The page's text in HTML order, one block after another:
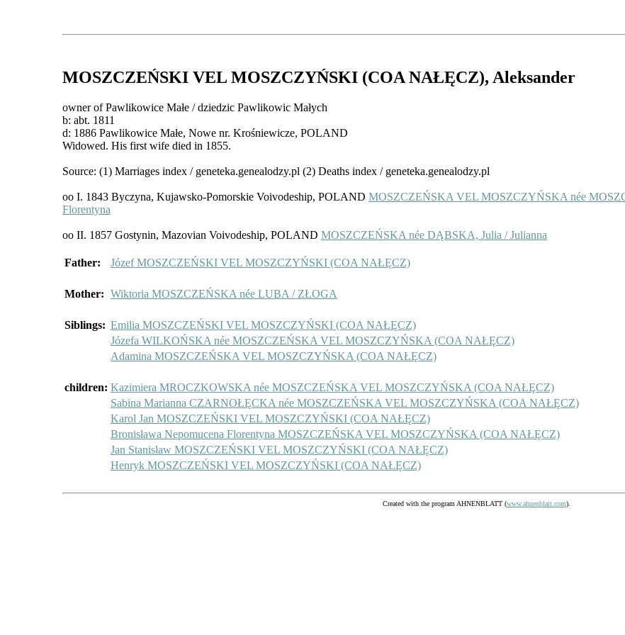
MOSZCZEŃSKI VEL MOSZCZYŃSKI (COA NAŁĘCZ), Aleksander
owner of Pawlikowice Małe / dziedzic Pawlikowic Małych
b: abt. 1811
d: 1886 Pawlikowice Małe, Nowe nr. Krośniewicze, POLAND
Widowed. His first wife died in 1855.
Source: (1) Marriages index / geneteka.genealodzy.pl (2) Deaths index / geneteka.genealodzy.pl
oo I. 1843 Byczyna, Kujawsko-Pomorskie Voivodeship, POLAND MOSZCZEŃSKA VEL MOSZCZYŃSKA née
Florentyna
oo II. 1857 Gostynin, Mazovian Voivodeship, POLAND MOSZCZEŃSKA née DĄBSKA, Julia / Julianna
Father: Józef MOSZCZEŃSKI VEL MOSZCZYŃSKI (COA NAŁĘCZ)
Mother: Wiktoria MOSZCZEŃSKA née LUBA / ZŁOGA
Siblings: Emilia MOSZCZEŃSKI VEL MOSZCZYŃSKI (COA NAŁĘCZ)
Józefa WILKOŃSKA née MOSZCZEŃSKA VEL MOSZCZYŃSKA (COA NAŁĘCZ)
Adamina MOSZCZEŃSKA VEL MOSZCZYŃSKA (COA NAŁĘCZ)
children: Kazimiera MROCZKOWSKA née MOSZCZEŃSKA VEL MOSZCZYŃSKA (COA NAŁĘCZ)
Sabina Marianna CZARNOŁĘCKA née MOSZCZEŃSKA VEL MOSZCZYŃSKA (COA NAŁĘCZ)
Karol Jan MOSZCZEŃSKI VEL MOSZCZYŃSKI (COA NAŁĘCZ)
Bronisława Nepomucena Florentyna MOSZCZEŃSKA VEL MOSZCZYŃSKA (COA NAŁĘCZ)
Jan Stanisław MOSZCZEŃSKI VEL MOSZCZYŃSKI (COA NAŁĘCZ)
Henryk MOSZCZEŃSKI VEL MOSZCZYŃSKI (COA NAŁĘCZ)
Created with the program AHNENBLATT (www.ahnenblatt.com).